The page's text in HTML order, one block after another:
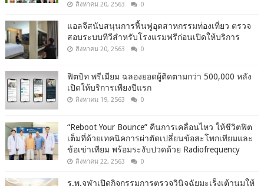
สิงหาคม 20, 2563 0
แอลจีสนับสนุนการฟื้นฟูอุตสาหกรรมท่องเที่ยว ตรวจ
สอบระบบทีวีสำหรับโรงแรมฟรีก่อนเปิดให้บริการ
สิงหาคม 20, 2563 0
ฟิตบิท พรีเมียม ฉลองยอดผู้ติดตามกว่า 500,000 หลัง
เปิดให้บริการเพียงปีแรก
สิงหาคม 19, 2563 0
“Reboot Your Bounce” คืนการเคลื่อนไหว ให้ชีวิตฟิต
เต็มที่ด้วยเทคนิคการผ่าตัดเปลี่ยนข้อสะโพกเทียมและ
ข้อเข่าเทียม พร้อมระงับปวดด้วย Radiofrequency
สิงหาคม 22, 2563 0
ร.พ.จุฬาเปิดกิจกรรมการตรวจวินิจฉัยมะเร็งเต้านมให้